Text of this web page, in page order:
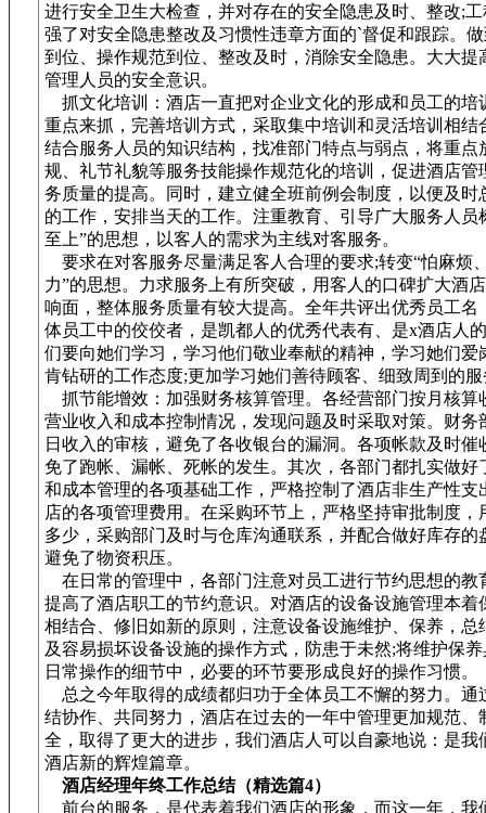
进行安全卫生大检查，并对存在的安全隐患及时、整改;
强了对安全隐患整改及习惯性违章方面的`督促和跟踪。
到位、操作规范到位、整改及时，消除安全隐患。大大提
管理人员的安全意识。
抓文化培训：酒店一直把对企业文化的形成和员工的培
重点来抓，完善培训方式，采取集中培训和灵活培训相结
结合服务人员的知识结构，找准部门特点与弱点，将重点
规、礼节礼貌等服务技能操作规范化的培训，促进酒店管
务质量的提高。同时，建立健全班前例会制度，以便及时
的工作，安排当天的工作。注重教育、引导广大服务人员
至上”的思想，以客人的需求为主线对客服务。
要求在对客服务尽量满足客人合理的要求;转变“怕麻烦
力”的思想。力求服务上有所突破，用客人的口碑扩大酒
响面，整体服务质量有较大提高。全年共评出优秀员工名
体员工中的佼佼者，是凯都人的优秀代表有、是x酒店人
们要向她们学习，学习他们敬业奉献的精神，学习她们爱
肯钻研的工作态度;更加学习她们善待顾客、细致周到的
抓节能增效：加强财务核算管理。各经营部门按月核算
营业收入和成本控制情况，发现问题及时采取对策。财务
日收入的审核，避免了各收银台的漏洞。各项帐款及时催
免了跑帐、漏帐、死帐的发生。其次，各部门都扎实做好
和成本管理的各项基础工作，严格控制了酒店非生产性支
店的各项管理费用。在采购环节上，严格坚持审批制度，
多少，采购部门及时与仓库沟通联系，并配合做好库存的
避免了物资积压。
在日常的管理中，各部门注意对员工进行节约思想的教
提高了酒店职工的节约意识。对酒店的设备设施管理本着
相结合、修旧如新的原则，注意设备设施维护、保养，总
及容易损坏设备设施的操作方式，防患于未然;将维护保
日常操作的细节中，必要的环节要形成良好的操作习惯。
总之今年取得的成绩都归功于全体员工不懈的努力。通
结协作、共同努力，酒店在过去的一年中管理更加规范、
全，取得了更大的进步，我们酒店人可以自豪地说：是我
酒店新的辉煌篇章。
酒店经理年终工作总结（精选篇4）
前台的服务，是代表着我们酒店的形象，而这一年，我